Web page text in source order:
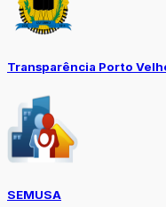
Transparência Porto
SEMUSA